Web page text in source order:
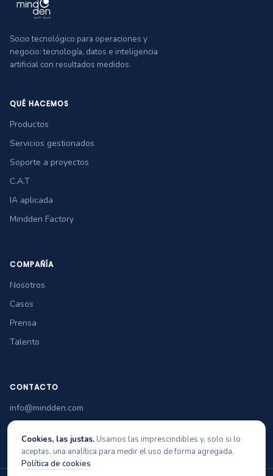
Socio tecnológico para operaciones y
negocio: tecnología, datos e inteligencia
artificial con resultados medidos.
QUÉ HACEMOS
Productos
Servicios gestionados
Soporte a proyectos
C.A.T
IA aplicada
Mindden Factory
COMPAÑÍA
Nosotros
Casos
Prensa
Talento
CONTACTO
info@mindden.com
+34 965 349 770
Cookies, las justas. Usamos las imprescindibles y, solo si lo
aceptas, una analítica para medir el uso de forma agregada.
Política de cookies